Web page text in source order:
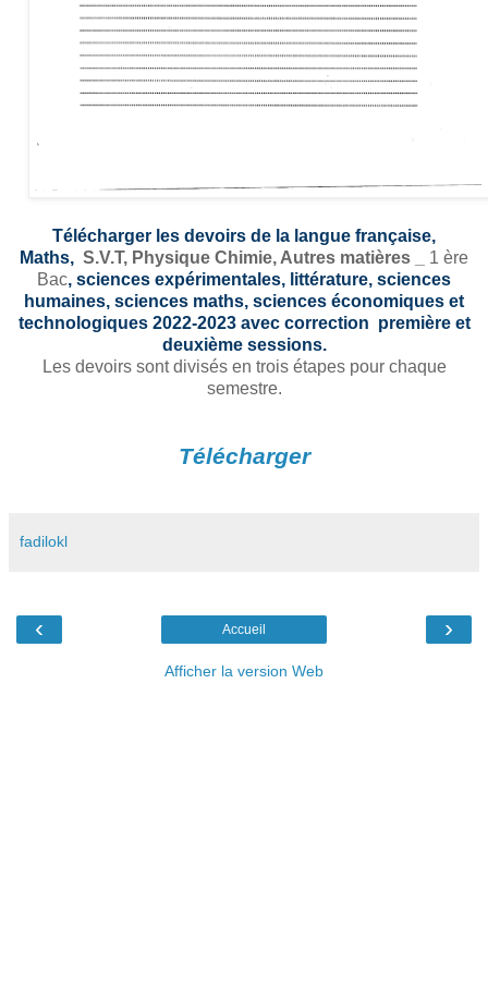
Télécharger les devoirs de la langue française,
Maths, S.V.T, Physique Chimie, Autres matières _
1 ère
Bac, sciences expérimentales, littérature, sciences
humaines, sciences maths, sciences économiques et
technologiques 2022-2023 avec correction première et
deuxième sessions.
Les devoirs sont divisés en trois étapes pour chaque
semestre.
Télécharger
fadilokl
‹ ›
Accueil
Afficher la version Web